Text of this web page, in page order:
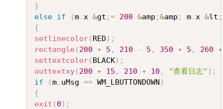
}
else if (m. x &gt ;= 200 &amp ;&amp ; m. x &lt ;
{
setlinecolor( RED ) ;
rectangle( 200 + 5 , 210 - 5 , 350 + 5 , 260 +
settextcolor( BLACK) ;
outtextxy( 200 + 15 , 210 + 10 , "查看日志" ) ;
if
(m. uMsg == WM_LBUTTONDOWN )
{
exit ( 0 ) ;